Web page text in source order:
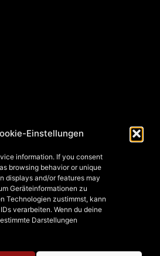
Einstellungen
information. If you consent
browsing behavior or unique
displays and/or features may
Geräteinformationen zu
Technologien zustimmst, kann
verarbeiten. Wenn du deine
Darstellungen